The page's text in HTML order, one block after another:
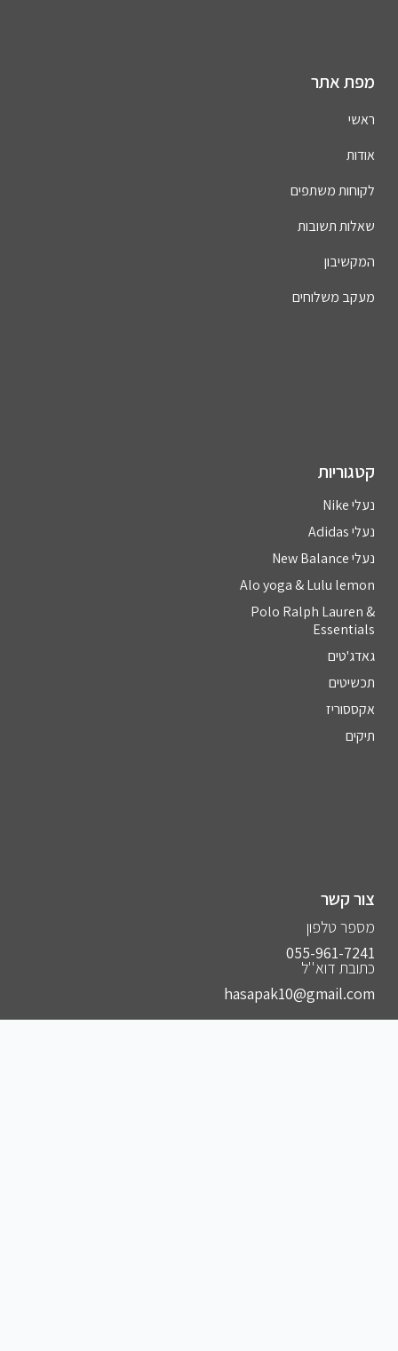
מפת אתר
ראשי
אודות
לקוחות משתפים
שאלות תשובות
המקשיבון
מעקב משלוחים
קטגוריות
נעלי Nike
נעלי Adidas
נעלי New Balance
Alo yoga & Lulu lemon
Polo Ralph Lauren &
Essentials
גאדג'טים
תכשיטים
אקססוריז
תיקים
צור קשר
מספר טלפון
055-961-7241⁩
כתובת דוא''ל
hasapak10@gmail.com